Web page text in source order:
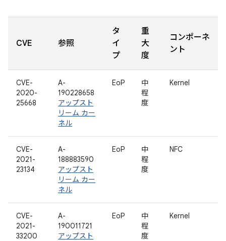
CVE 参照
タ
イ
プ
重
大
度
コンポーネ
ント
CVE-
2020-
25668
A-
190228658
アップスト
リーム カー
ネル
EoP
中
程
度
Kernel
CVE-
2021-
23134
A-
188883590
アップスト
リーム カー
ネル
EoP
中
程
度
NFC
CVE-
2021-
33200
A-
190011721
アップスト
EoP
中
程
度
Kernel